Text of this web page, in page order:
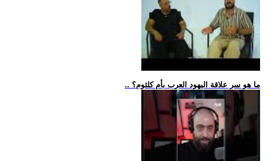
.. ما هو سر علاقة اليهود العرب بأم كلثوم؟